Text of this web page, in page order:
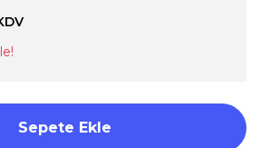
Sepete Ekle